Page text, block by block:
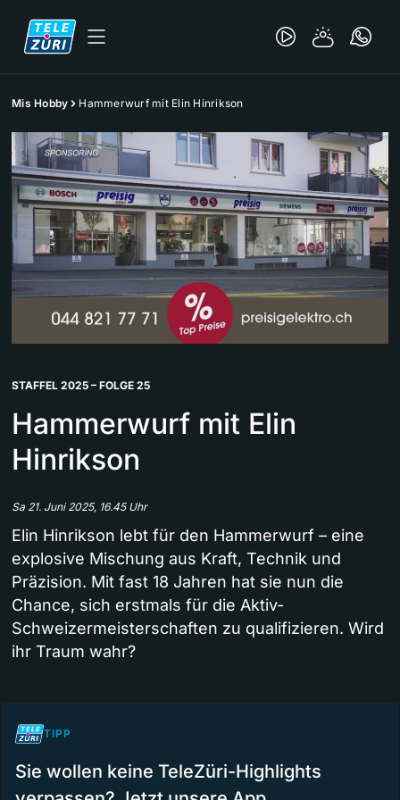
Mis Hobby Hammerwurf mit Elin Hinrikson
STAFFEL 2025 – FOLGE 25
Hammerwurf mit Elin
Hinrikson
Sa 21. Juni 2025, 16.45 Uhr
Elin Hinrikson lebt für den Hammerwurf – eine
explosive Mischung aus Kraft, Technik und
Präzision. Mit fast 18 Jahren hat sie nun die
Chance, sich erstmals für die Aktiv-
Schweizermeisterschaften zu qualifizieren. Wird
ihr Traum wahr?
TIPP
Sie wollen keine TeleZüri-Highlights